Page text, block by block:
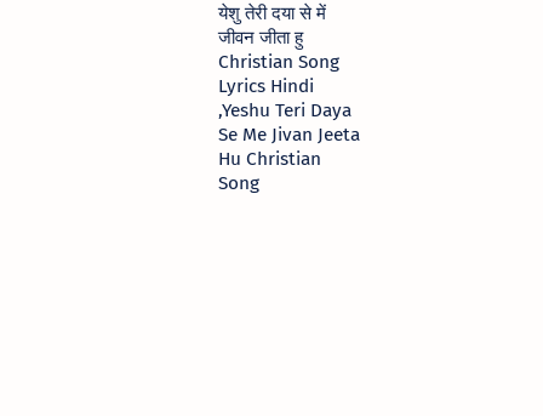
येशु तेरी दया से में
जीवन जीता हु
Christian Song
Lyrics Hindi
,Yeshu Teri Daya
Se Me Jivan Jeeta
Hu Christian
Song